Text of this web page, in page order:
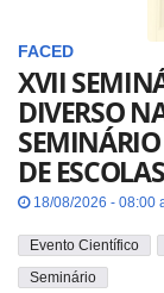
FACED
XVII
DIVERSO
DE
18/08/2026 - 08:00
Evento Científico
Seminário